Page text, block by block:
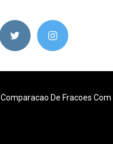
Comparacao De Fracoes